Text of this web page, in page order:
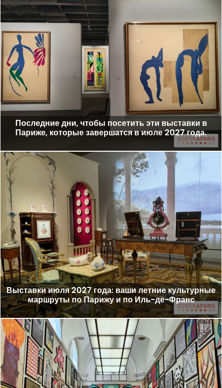
Последние дни, чтобы посетить эти выставки в
Париже, которые завершатся в июле 2027 года.
Выставки июля 2027 года: ваши летние культурные
маршруты по Парижу и по Иль-де-Франс